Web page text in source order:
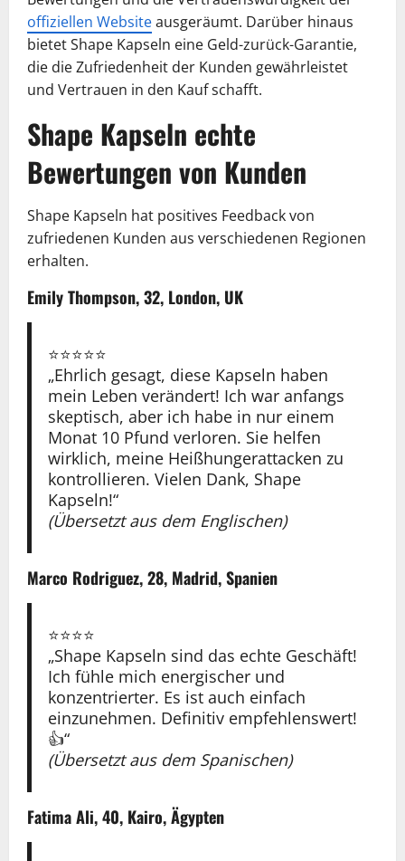
offiziellen Websiteausgeräumt. Darüber hinaus
bietet Shape Kapseln eine Geld-zurück-Garantie,
die die Zufriedenheit der Kunden gewährleistet
und Vertrauen in den Kauf schafft.
Shape Kapseln echte
Bewertungen von Kunden
Shape Kapseln hat positives Feedback von
zufriedenen Kunden aus verschiedenen Regionen
erhalten.
Emily Thompson, 32, London, UK
⭐️⭐️⭐️⭐️⭐️
„Ehrlich gesagt, diese Kapseln haben
mein Leben verändert! Ich war anfangs
skeptisch, aber ich habe in nur einem
Monat 10 Pfund verloren. Sie helfen
wirklich, meine Heißhungerattacken zu
kontrollieren. Vielen Dank, Shape
Kapseln!“
(Übersetzt aus dem Englischen)
Marco Rodriguez, 28, Madrid, Spanien
⭐️⭐️⭐️⭐️
„Shape Kapseln sind das echte Geschäft!
Ich fühle mich energischer und
konzentrierter. Es ist auch einfach
einzunehmen. Definitiv empfehlenswert!
👍“
(Übersetzt aus dem Spanischen)
Fatima Ali, 40, Kairo, Ägypten